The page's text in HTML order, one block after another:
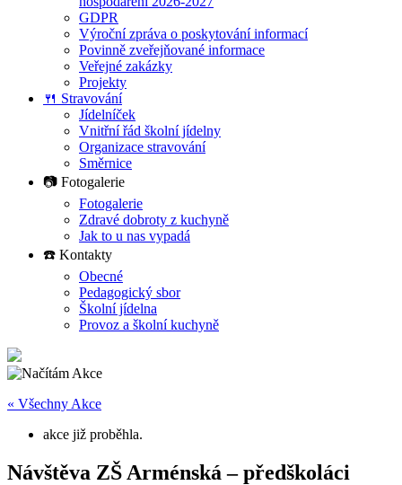
GDPR
Výroční zpráva o poskytování informací
Povinně zveřejňované informace
Veřejné zakázky
Projekty
🍴 Stravování
Jídelníček
Vnitřní řád školní jídelny
Organizace stravování
Směrnice
📷 Fotogalerie
Fotogalerie
Zdravé dobroty z kuchyně
Jak to u nas vypadá
☎️ Kontakty
Obecné
Pedagogický sbor
Školní jídelna
Provoz a školní kuchyně
« Všechny Akce
akce již proběhla.
Návštěva ZŠ Arménská – předškoláci